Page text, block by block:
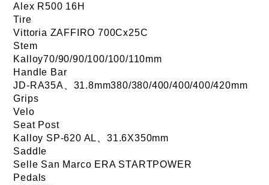
Alex R500 16H
Tire
Vittoria ZAFFIRO 700Cx25C
Stem
Kalloy70/90/90/100/100/110mm
Handle Bar
JD-RA35A、31.8mm380/380/400/400/400/420mm
Grips
Velo
Seat Post
Kalloy SP-620 AL、31.6X350mm
Saddle
Selle San Marco ERA STARTPOWER
Pedals